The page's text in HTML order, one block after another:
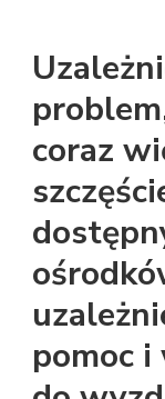
coraz
pomoc i